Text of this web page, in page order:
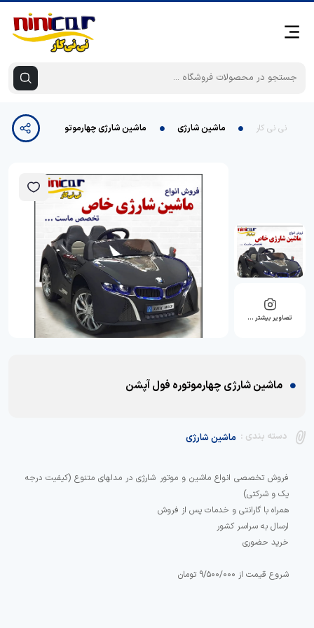
نی نی کار ماشین شارژی ماشین شارژی چهارموتوره فول آپشن
تصاویر بیشتر …
ماشین شارژی چهارموتوره فول آپشن
دسته بندی : ماشین شارژی
فروش تخصصی انواع ماشین و موتور شارژی در مدلهای متنوع (کیفیت درجه